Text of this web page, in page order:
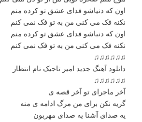
اون که دنیاشو فدای عشق تو کرده منم
نکنه فک می کنی من به تو فک نمی کنم
اون که دنیاشو فدای عشق تو کرده منم
نکنه فک می کنی من به تو فک نمی کنم
♫♫♫♫♫♫
دانلود آهنگ جدید امیر تاجیک نام انتظار
♫♫♫♫♫♫
آخر ماجرای تو آخر قصه ی
گریه نکن برای من مرگ ادامه ی منه
یه صدای آشنا یه صدای مهربون